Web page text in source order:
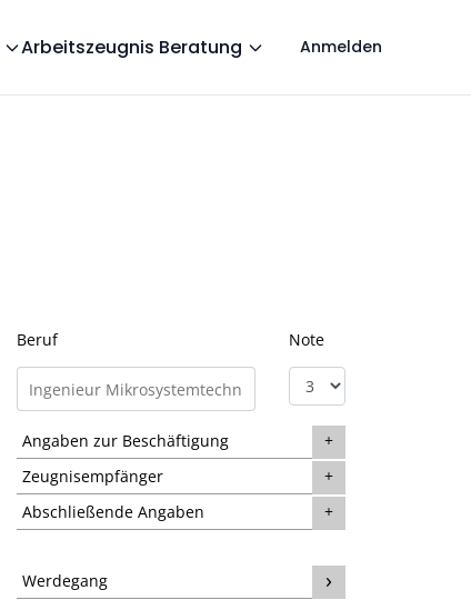
Arbeitszeugnis Beratung Anmelden
Beruf Note
Angaben zur Beschäftigung
Zeugnisempfänger
Abschließende Angaben
Werdegang